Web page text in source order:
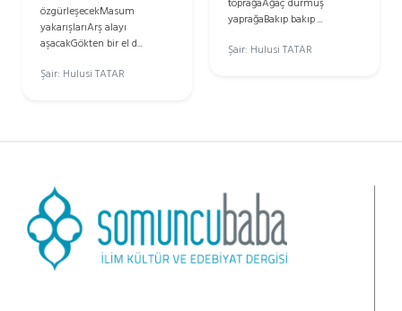
özgürleşecekMasum
yakarışlarıArş alayı
aşacakGökten bir el d...
Şair: Hulusi TATAR
yaprağaBakıp bakıp ...
Şair: Hulusi TATAR